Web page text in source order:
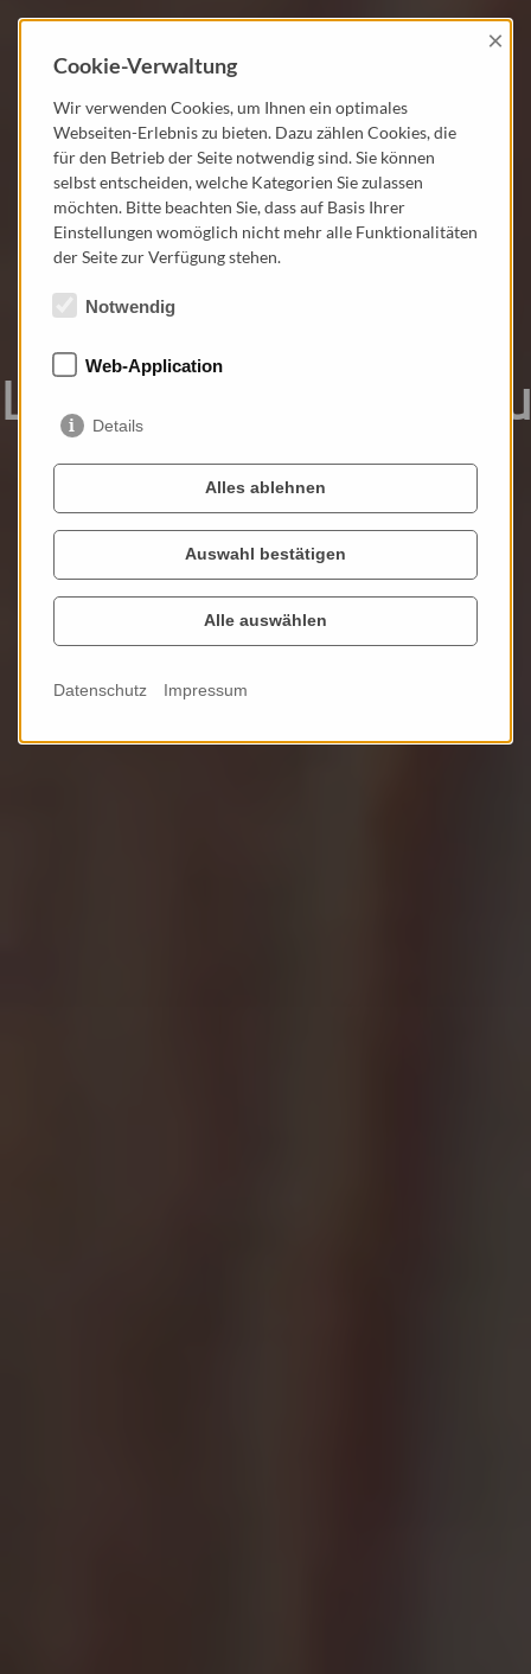
Anhaltische
Landesbücherei Dessau
Die wissenschaftliche Bibliothek der
Anhaltischen Landesbücherei ist
Regionalbibliothek Anhalts mit
historischen Sammlungen.
Cookie-Verwaltung
×
Wir verwenden Cookies, um Ihnen ein optimales
Webseiten-Erlebnis zu bieten. Dazu zählen Cookies, die
für den Betrieb der Seite notwendig sind. Sie können
selbst entscheiden, welche Kategorien Sie zulassen
möchten. Bitte beachten Sie, dass auf Basis Ihrer
Einstellungen womöglich nicht mehr alle Funktionalitäten
der Seite zur Verfügung stehen.
Notwendig
Web-Application
Details
Alles ablehnen
Auswahl bestätigen
Alle auswählen
Datenschutz Impressum